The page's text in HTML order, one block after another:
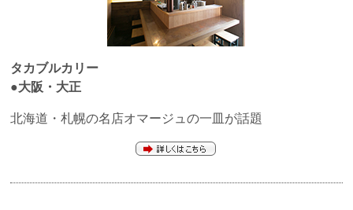
タカブルカリー
●大阪・大正
北海道・札幌の名店オマージュの一皿が話題